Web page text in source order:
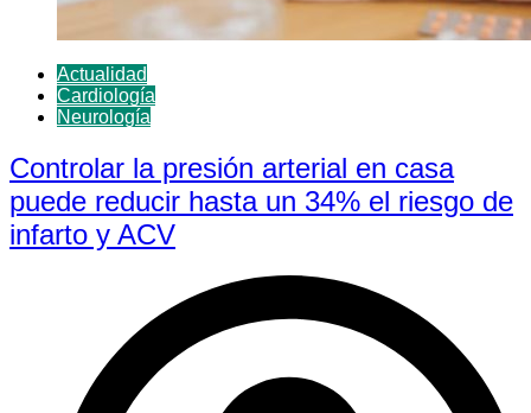
Actualidad
Cardiología
Neurología
Controlar la presión arterial en casa
puede reducir hasta un 34% el riesgo de
infarto y ACV